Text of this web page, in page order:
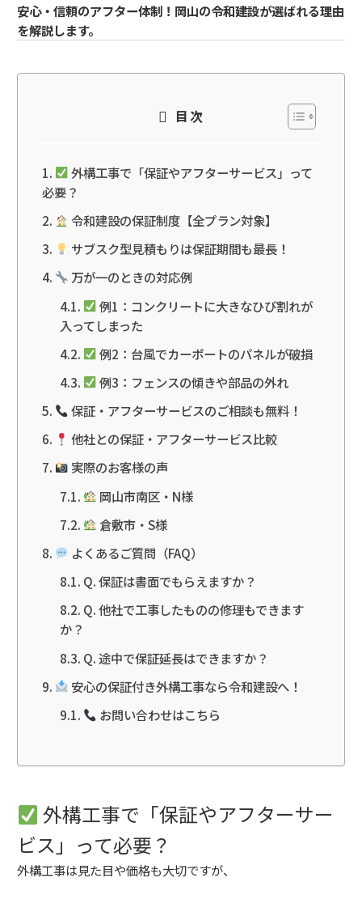
安心・信頼のアフター体制！岡山の令和建設が選ばれる理由
を解説します。
目次
外構工事で「保証やアフターサービス」って
必要？
令和建設の保証制度【全プラン対象】
サブスク型見積もりは保証期間も最長！
万が一のときの対応例
例1：コンクリートに大きなひび割れが
入ってしまった
例2：台風でカーポートのパネルが破損
例3：フェンスの傾きや部品の外れ
保証・アフターサービスのご相談も無料！
他社との保証・アフターサービス比較
実際のお客様の声
岡山市南区・N様
倉敷市・S様
よくあるご質問（FAQ）
Q. 保証は書面でもらえますか？
Q. 他社で工事したものの修理もできます
か？
Q. 途中で保証延長はできますか？
安心の保証付き外構工事なら令和建設へ！
お問い合わせはこちら
外構工事で「保証やアフターサー
ビス」って必要？
外構工事は見た目や価格も大切ですが、